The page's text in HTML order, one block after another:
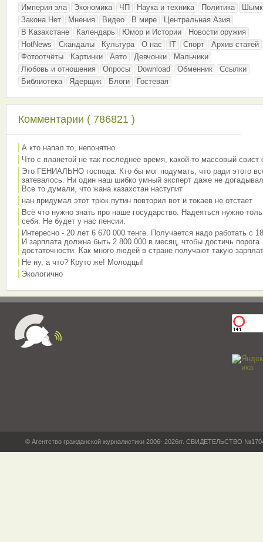
Империя зла Экономика ЧП Наука и техника Политика
Закона.Нет
Мнения Видео В мире
Центральная Азия
В Казахстане
Календарь Юмор и Истории
Новости оружия
HotNews
Скандалы Культура О нас IT Спорт
Архив статей
Фотоотчёты
Картинки Авто Девчонки
Мальчики
Любовь и отношения
Опросы Download Обменник
Ссылки
Библиотека
Ядерщик Блоги Гостевая
Комментарии ( 786821 )
А кто напал то, непонятно
Что с планетой не так последнее время, какой-то массовый свист
Это ГЕНИАЛЬНО господа. Кто бы мог подумать, что ради этого
затевалось. Ни один наш шибко умный эксперт даже не
Все то думали, что жана казахстан наступит
нан придумал этот трюк путин повторил вот и токаев не отстает
Всё что нужно знать про наше государство. Надеяться нужно
себя. Не будет у нас пенсии.
Интересно - 20 лет 6 670 000 тенге. Получается надо работать с
И зарплата должна быть 2 800 000 в месяц, чтобы достичь порога
достаточности. Как много людей в стране получают такую
Не ну, а что? Круто же! Молодцы!
Экологично
© Агентство гражданской журналистики 2006- 2026гг. СВИДЕТЕЛЬСТВО